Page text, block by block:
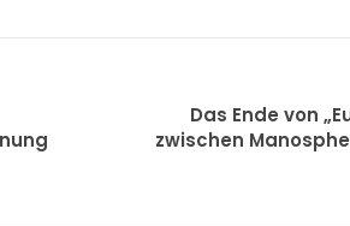
Das Ende von
zwischen